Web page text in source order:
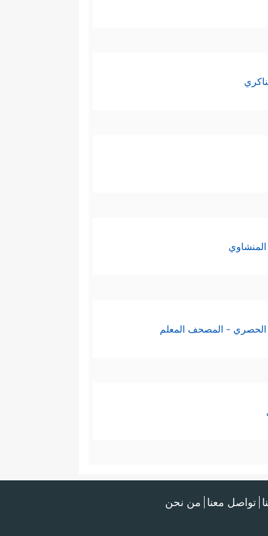
الحصري - المصحف المعلم
تواصل معنا من نحن